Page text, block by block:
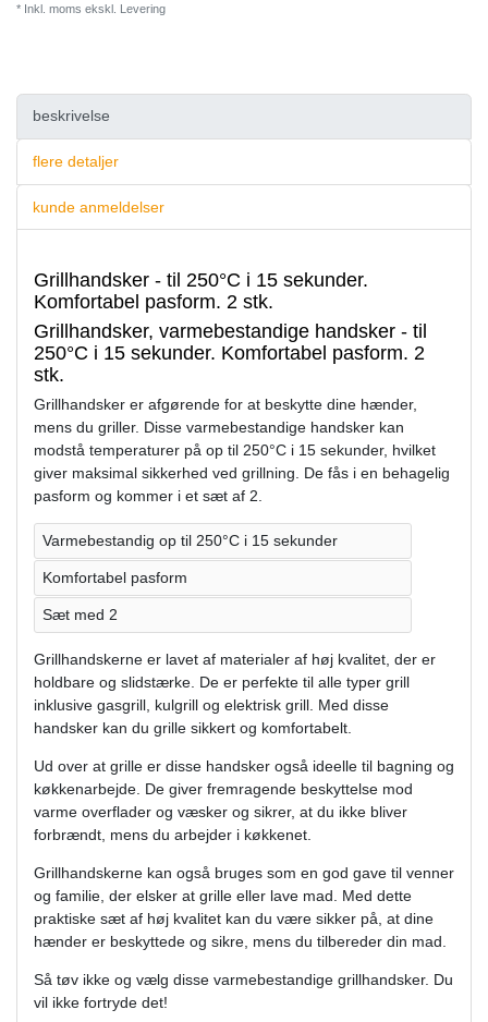
* Inkl. moms ekskl. Levering
beskrivelse
flere detaljer
kunde anmeldelser
Grillhandsker - til 250°C i 15 sekunder.
Komfortabel pasform. 2 stk.
Grillhandsker, varmebestandige handsker - til
250°C i 15 sekunder. Komfortabel pasform. 2
stk.
Grillhandsker er afgørende for at beskytte dine hænder,
mens du griller. Disse varmebestandige handsker kan
modstå temperaturer på op til 250°C i 15 sekunder, hvilket
giver maksimal sikkerhed ved grillning. De fås i en behagelig
pasform og kommer i et sæt af 2.
Varmebestandig op til 250°C i 15 sekunder
Komfortabel pasform
Sæt med 2
Grillhandskerne er lavet af materialer af høj kvalitet, der er
holdbare og slidstærke. De er perfekte til alle typer grill
inklusive gasgrill, kulgrill og elektrisk grill. Med disse
handsker kan du grille sikkert og komfortabelt.
Ud over at grille er disse handsker også ideelle til bagning og
køkkenarbejde. De giver fremragende beskyttelse mod
varme overflader og væsker og sikrer, at du ikke bliver
forbrændt, mens du arbejder i køkkenet.
Grillhandskerne kan også bruges som en god gave til venner
og familie, der elsker at grille eller lave mad. Med dette
praktiske sæt af høj kvalitet kan du være sikker på, at dine
hænder er beskyttede og sikre, mens du tilbereder din mad.
Så tøv ikke og vælg disse varmebestandige grillhandsker. Du
vil ikke fortryde det!